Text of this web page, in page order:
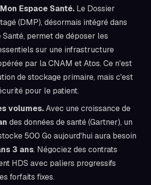
Espace Santé. Le Dossier
(DMP), désormais intégré dans
Santé, permet de déposer les
sur une infrastructure
par la CNAM et Atos. Ce n'est
de stockage primaire, mais c'est
pour le patient.
volumes.Avec une croissance de
des données de santé (Gartner), un
500 Go aujourd'hui aura besoin
3 ans. Négociez des contrats
HDS avec paliers progressifs
forfaits fixes.